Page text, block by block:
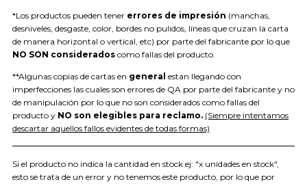
*Los productos pueden tener errores de impresión (manchas,
desniveles, desgaste, color, bordes no pulidos, líneas que cruzan la carta
de manera horizontal o vertical, etc) por parte del fabricante por lo que
NO SON considerados como fallas del producto.
**Algunas copias de cartas en general estan llegando con
imperfecciones las cuales son errores de QA por parte del fabricante y no
de manipulación por lo que no son considerados como fallas del
producto y NO son elegibles para reclamo. (Siempre intentamos
descartar aquellos fallos evidentes de todas formas)
Si el producto no indica la cantidad en stock ej: "x unidades en stock",
esto se trata de un error y no tenemos este producto, por lo que por